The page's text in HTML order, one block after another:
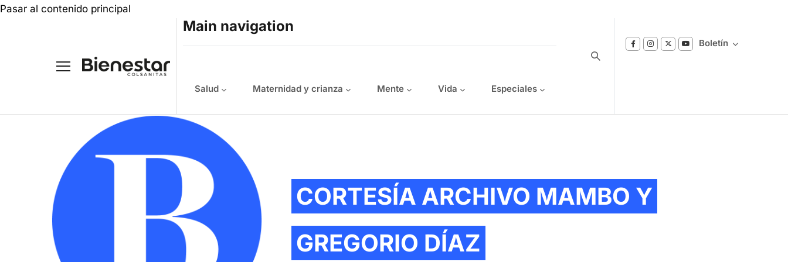
Pasar al contenido principal
Main navigation
Salud Maternidad y crianza Mente Vida Especiales
Boletín
CORTESÍA ARCHIVO MAMBO Y
GREGORIO DÍAZ